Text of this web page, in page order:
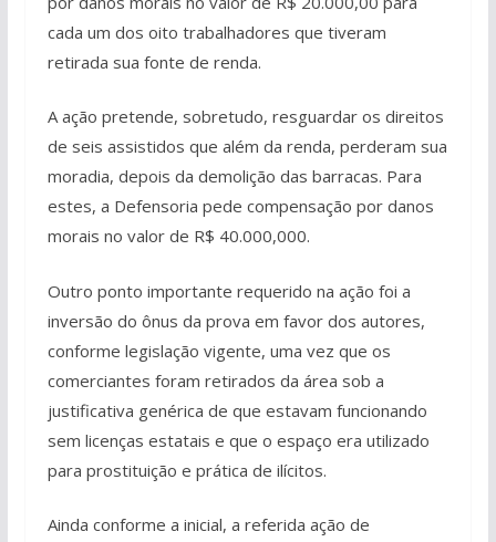
cada um dos oito trabalhadores que tiveram
retirada sua fonte de renda.
A ação pretende, sobretudo, resguardar os direitos
de seis assistidos que além da renda, perderam sua
moradia, depois da demolição das barracas. Para
estes, a Defensoria pede compensação por danos
morais no valor de R$ 40.000,000.
Outro ponto importante requerido na ação foi a
inversão do ônus da prova em favor dos autores,
conforme legislação vigente, uma vez que os
comerciantes foram retirados da área sob a
justificativa genérica de que estavam funcionando
sem licenças estatais e que o espaço era utilizado
para prostituição e prática de ilícitos.
Ainda conforme a inicial, a referida ação de